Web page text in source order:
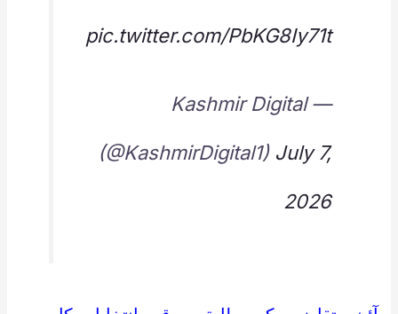
pic.twitter.com/PbKG8Iy71t
— Kashmir Digital
(@KashmirDigital1) July 7,
2026